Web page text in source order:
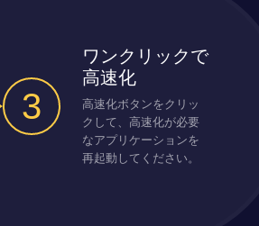
3
ワンクリックで
高速化
高速化ボタンをクリッ
クして、高速化が必要
なアプリケーションを
再起動してください。